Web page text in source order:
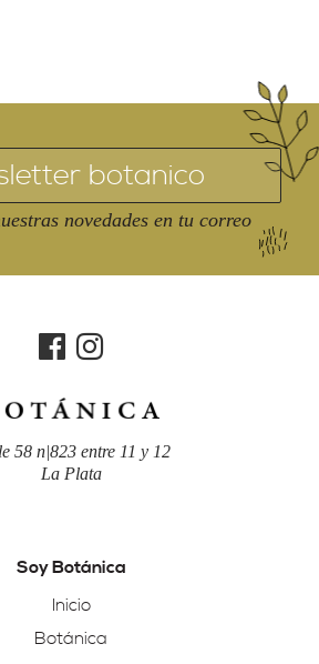
novedades en tu correo
58 n|823 entre 11 y 12
La Plata
Soy Botánica
Inicio
Botánica